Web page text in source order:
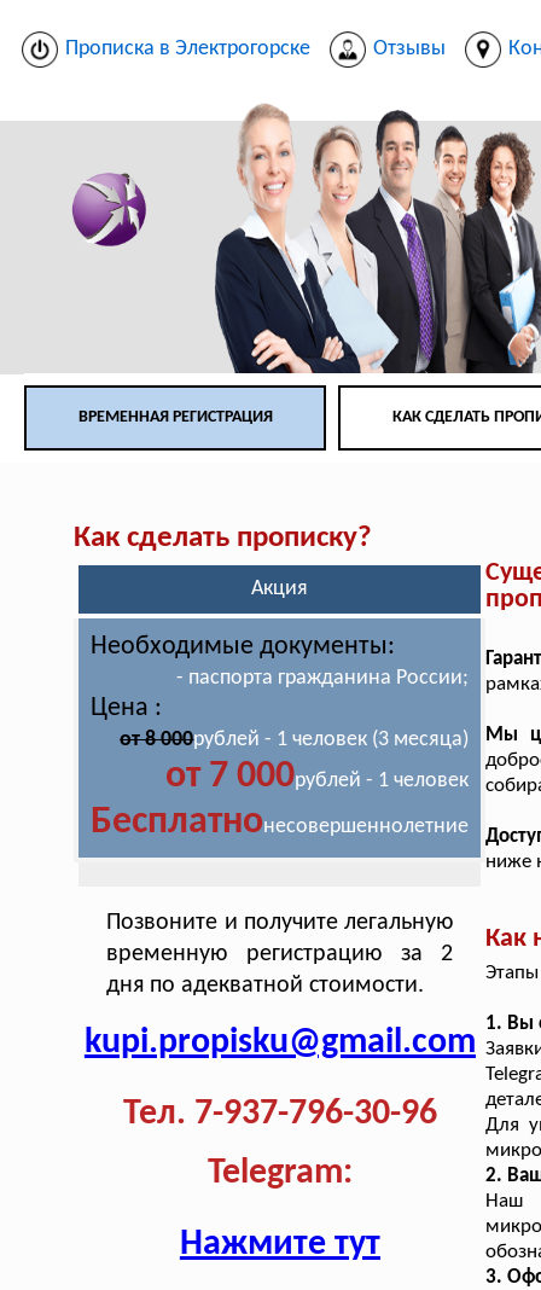
Прописка в Электрогорске Отзывы
ВРЕМЕННАЯ РЕГИСТРАЦИЯ КАК СДЕЛАТЬ
Как сделать прописку?
Акция
Необходимые документы:
- паспорта гражданина России;
Цена :
от 8 000рублей - 1 человек (3 месяца)
от 7 000рублей - 1 человек
Бесплатнонесовершеннолетние
Позвоните и получите легальную
временную регистрацию за 2
дня по адекватной стоимости.
kupi.propisku@gmail.com
Тел. 7-937-796-30-96
Telegram:
Нажмите тут
Мы
ниже
Как
1. Вы
Для
2.
Наш
3.